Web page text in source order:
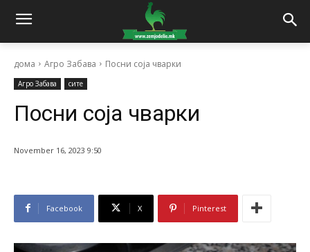
дома Агро Забава Посни соја чварки
Агро Забава сите
Посни соја чварки
November 16, 2023 9:50
Facebook X Pinterest